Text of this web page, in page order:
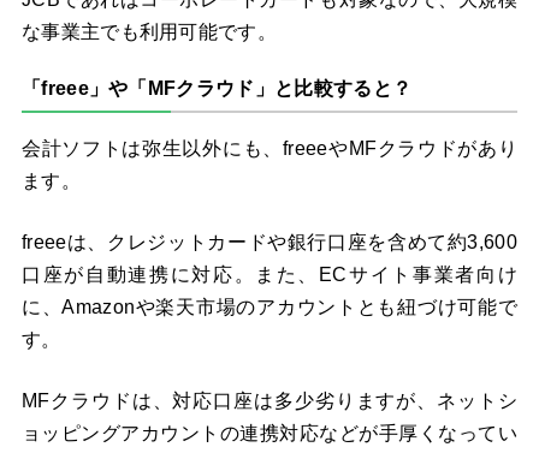
な事業主でも利用可能です。
「freee」や「MFクラウド」と比較すると？
会計ソフトは弥生以外にも、freeeやMFクラウドがあり
ます。
freeeは、クレジットカードや銀行口座を含めて約3,600
口座が自動連携に対応。また、ECサイト事業者向け
に、Amazonや楽天市場のアカウントとも紐づけ可能で
す。
MFクラウドは、対応口座は多少劣りますが、ネットシ
ョッピングアカウントの連携対応などが手厚くなってい